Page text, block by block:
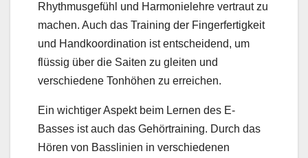
Rhythmusgefühl und Harmonielehre vertraut zu
machen. Auch das Training der Fingerfertigkeit
und Handkoordination ist entscheidend, um
flüssig über die Saiten zu gleiten und
verschiedene Tonhöhen zu erreichen.
Ein wichtiger Aspekt beim Lernen des E-
Basses ist auch das Gehörtraining. Durch das
Hören von Basslinien in verschiedenen